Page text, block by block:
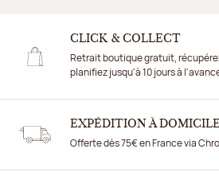
CLICK & COLLECT
Retrait boutique gratuit,
planifiez jusqu'à 10 jours à
EXPÉDITION À DOMICILE
Offerte dès 75€ en France via